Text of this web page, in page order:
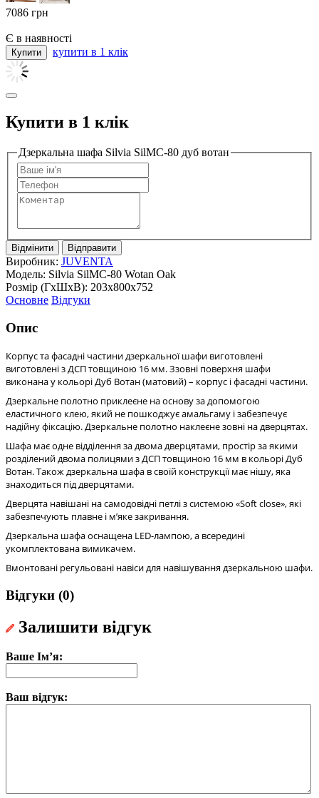
7086 грн
Є в наявності
купити в 1 клік
Купити в 1 клік
Дзеркальна шафа Silvia SilMC-80 дуб вотан
Відмінити Відправити
Виробник: JUVENTA
Модель: Silvia SilMC-80 Wotan Oak
Розмір (ГxШxВ): 203x800x752
Основне Відгуки
Опис
Корпус та фасадні частини дзеркальної шафи виготовлені
виготовлені з ДСП товщиною 16 мм. Ззовні поверхня шафи
виконана у кольорі Дуб Вотан (матовий) – корпус і фасадні частини.
Дзеркальне полотно приклеєне на основу за допомогою
еластичного клею, який не пошкоджує амальгаму і забезпечує
надійну фіксацію. Дзеркальне полотно наклеєне зовні на дверцятах.
Шафа має одне відділення за двома дверцятами, простір за якими
розділений двома полицями з ДСП товщиною 16 мм в кольорі Дуб
Вотан. Також дзеркальна шафа в своїй конструкції має нішу, яка
знаходиться під дверцятами.
Дверцята навішані на самодовідні петлі з системою «Soft close», які
забезпечують плавне і м’яке закривання.
Дзеркальна шафа оснащена LED-лампою, а всередині
укомплектована вимикачем.
Вмонтовані регульовані навіси для навішування дзеркальною шафи.
Відгуки (0)
Залишити відгук
Ваше Ім’я:
Ваш відгук: